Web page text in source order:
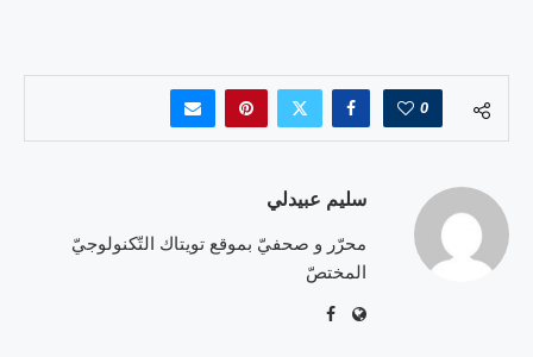
0
سليم عبيدلي
محرّر و صحفيّ بموقع تويتاك التّكنولوجيّ
المختصّ